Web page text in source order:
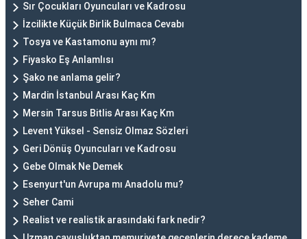
Sır Çocukları Oyuncuları ve Kadrosu
İzcilikte Küçük Birlik Bulmaca Cevabı
Tosya ve Kastamonu aynı mı?
Fiyasko Eş Anlamlısı
Şako ne anlama gelir?
Mardin İstanbul Arası Kaç Km
Mersin Tarsus Bitlis Arası Kaç Km
Levent Yüksel - Sensiz Olmaz Sözleri
Geri Dönüş Oyuncuları ve Kadrosu
Gebe Olmak Ne Demek
Esenyurt'un Avrupa mı Anadolu mu?
Seher Cami
Realist ve realistik arasındaki fark nedir?